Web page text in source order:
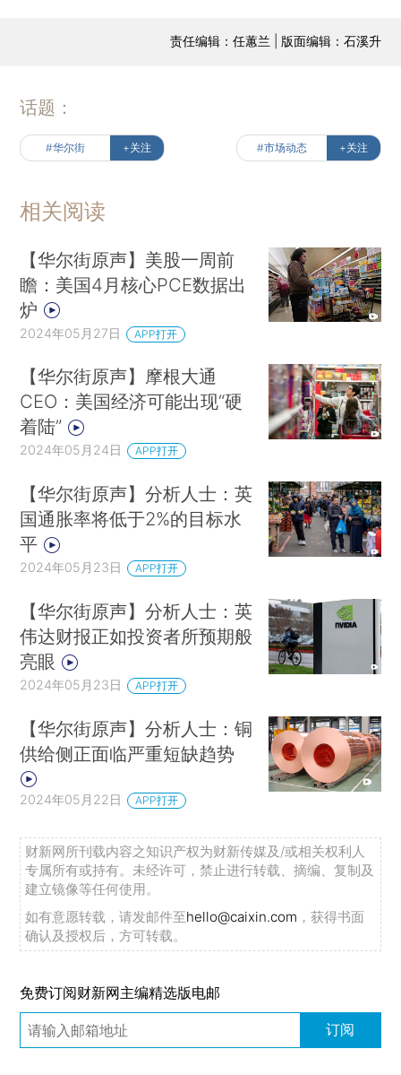
责任编辑：任蕙兰 | 版面编辑：石溪升
话题：
#华尔街 +关注 #市场动态 +关注
相关阅读
【华尔街原声】美股一周前
瞻：美国4月核心PCE数据出
炉
2024年05月27日 APP打开
【华尔街原声】摩根大通
CEO：美国经济可能出现“硬
着陆”
2024年05月24日 APP打开
【华尔街原声】分析人士：英
国通胀率将低于2%的目标水
平
2024年05月23日 APP打开
【华尔街原声】分析人士：英
伟达财报正如投资者所预期般
亮眼
2024年05月23日 APP打开
【华尔街原声】分析人士：铜
供给侧正面临严重短缺趋势
2024年05月22日 APP打开
财新网所刊载内容之知识产权为财新传媒及/或相关权利人
专属所有或持有。未经许可，禁止进行转载、摘编、复制及
建立镜像等任何使用。
如有意愿转载，请发邮件至hello@caixin.com ，获得书面
确认及授权后，方可转载。
免费订阅财新网主编精选版电邮
订阅